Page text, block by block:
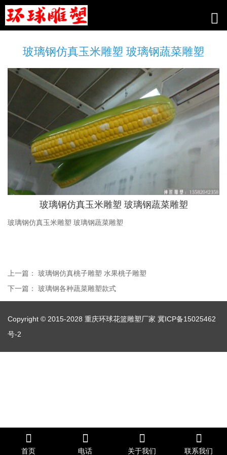
玻璃钢仿真玉米雕塑 玻璃钢蔬菜雕塑
玻璃钢仿真玉米雕塑 玻璃钢蔬菜雕塑
玻璃钢仿真玉米雕塑 玻璃钢蔬菜雕塑
上一篇： 玻璃钢仿真桃子雕塑 水果桃子雕塑
下一篇： 玻璃钢各种蔬菜雕塑款式
Copyright © 2015-2028 重庆环球花篮雕塑厂家 冀ICP备15025462
号-2
首页 电话 关于我们 联系我们